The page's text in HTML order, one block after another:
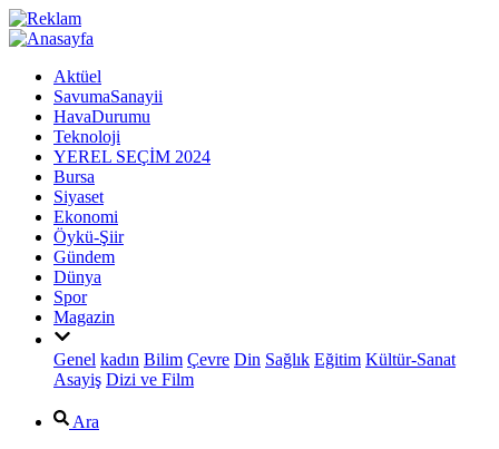
Aktüel
SavumaSanayii
HavaDurumu
Teknoloji
YEREL SEÇİM 2024
Bursa
Siyaset
Ekonomi
Öykü-Şiir
Gündem
Dünya
Spor
Magazin
Genel kadın Bilim Çevre Din Sağlık Eğitim Kültür-Sanat
Asayiş Dizi ve Film
Ara